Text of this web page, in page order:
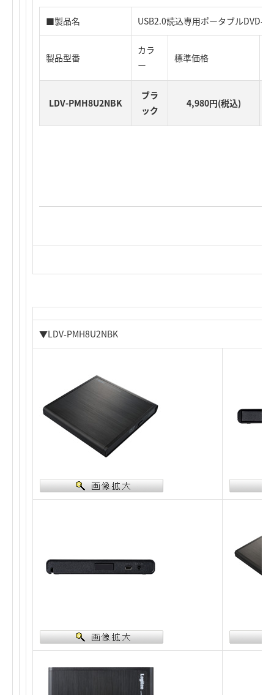
■製品名 USB2.0読込専用ポータブルDVD-
製品型番
カラ
ー
標準価格
LDV-PMH8U2NBK
ブラ
ック
4,980円(税込)
▼LDV-PMH8U2NBK